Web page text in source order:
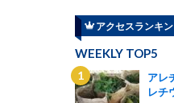
アクセスランキ
WEEKLY TOP5
アレ
レチ